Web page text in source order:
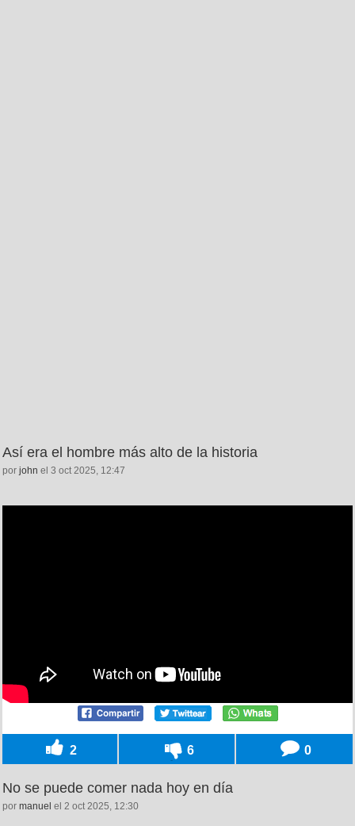
Así era el hombre más alto de la historia
por john el 3 oct 2025, 12:47
2 6 0
No se puede comer nada hoy en día
por manuel el 2 oct 2025, 12:30